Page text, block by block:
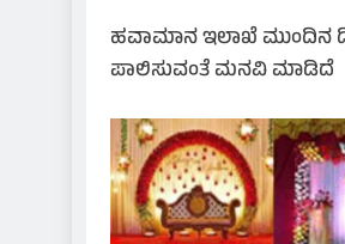
ಹವಾಮಾನ ಇಲಾಖೆ ಮುಂದಿನ
ಪಾಲಿಸುವಂತೆ ಮನವಿ ಮಾಡಿದೆ